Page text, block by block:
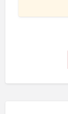
2
e